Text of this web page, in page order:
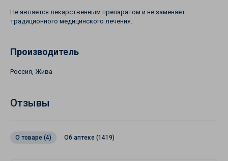
Не является лекарственным препаратом и не заменяет
традиционного медицинского лечения.
Производитель
Россия, Жива
Отзывы
О товаре (4) Об аптеке (1419)